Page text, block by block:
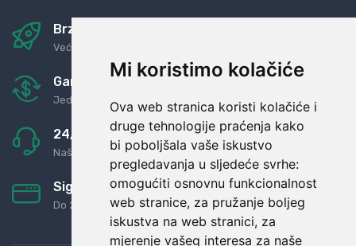
Mi koristimo kolačiće
Ova web stranica koristi kolačiće i
druge tehnologije praćenja kako
bi poboljšala vaše iskustvo
pregledavanja u sljedeće svrhe:
omogućiti osnovnu funkcionalnost
web stranice, za pružanje boljeg
iskustva na web stranici, za
mjerenje vašeg interesa za naše
Brza i sigurna dostava
Već za nekoliko dana kod vas
Garancija u povrat novaca
Jednostavno pravilo: Roba za novac
24/7 odlična podrška
Naši agenti uvijek na raspolaganju
Sigurno obročno plaćanje
Do 24 rata bez kamata